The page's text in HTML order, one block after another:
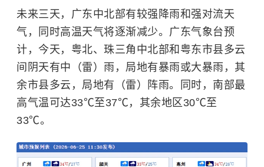
未来三天，广东中北部有较强降雨和强对流天
气，同时高温天气将逐渐减少。广东气象台预
计，今天，粤北、珠三角中北部和粤东市县多云
间阴天有中（雷）雨，局地有暴雨或大暴雨，其
余市县多云，局地有（雷）阵雨。同时，南部最
高气温可达33℃至37℃，其余地区30℃至
33℃。